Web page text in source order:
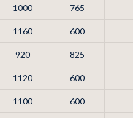
1000 765
1160 600
920 825
1120 600
1100 600